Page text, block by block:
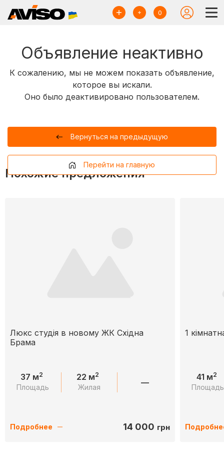
0
Объявление неактивно
К сожалению, мы не можем показать объявление,
которое вы искали.
Оно было деактивировано пользователем.
Вернуться на предыдущую
Перейти на главную
Похожие предложения
Люкс студія в новому ЖК Східна
Брама
37 м2
Площадь
22 м2
Жилая —
Подробнее 14 000 грн
1
41 м2
Площадь